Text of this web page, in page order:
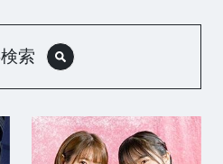
索